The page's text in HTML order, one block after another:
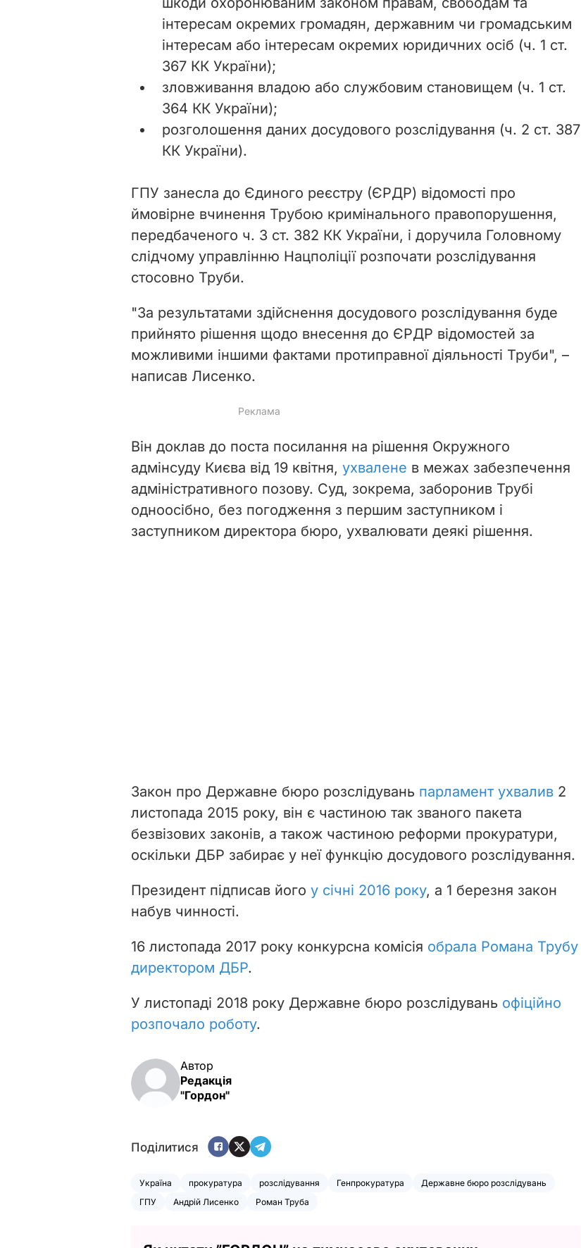
інтересам окремих громадян, державним чи громадським
інтересам або інтересам окремих юридичних осіб (ч. 1 ст.
367 КК України);
зловживання владою або службовим становищем (ч. 1 ст.
364 КК України);
розголошення даних досудового розслідування (ч. 2 ст. 387
КК України).
ГПУ занесла до Єдиного реєстру (ЄРДР) відомості про
ймовірне вчинення Трубою кримінального правопорушення,
передбаченого ч. 3 ст. 382 КК України, і доручила Головному
слідчому управлінню Нацполіції розпочати розслідування
стосовно Труби.
"За результатами здійснення досудового розслідування буде
прийнято рішення щодо внесення до ЄРДР відомостей за
можливими іншими фактами протиправної діяльності Труби", –
написав Лисенко.
Він доклав до поста посилання на рішення Окружного
адмінсуду Києва від 19 квітня, ухвалене в межах забезпечення
адміністративного позову. Суд, зокрема, заборонив Трубі
одноосібно, без погодження з першим заступником і
заступником директора бюро, ухвалювати деякі рішення.
Закон про Державне бюро розслідувань парламент ухвалив 2
листопада 2015 року, він є частиною так званого пакета
безвізових законів, а також частиною реформи прокуратури,
оскільки ДБР забирає у неї функцію досудового розслідування.
Президент підписав його у січні 2016 року, а 1 березня закон
набув чинності.
16 листопада 2017 року конкурсна комісія обрала Романа Трубу
директором ДБР.
У листопаді 2018 року Державне бюро розслідувань офіційно
розпочало роботу.
Автор
Редакція
"Гордон"
Поділитися
Україна прокуратура розслідування Генпрокуратура
Державне бюро розслідувань
ГПУ
Андрій Лисенко Роман Труба